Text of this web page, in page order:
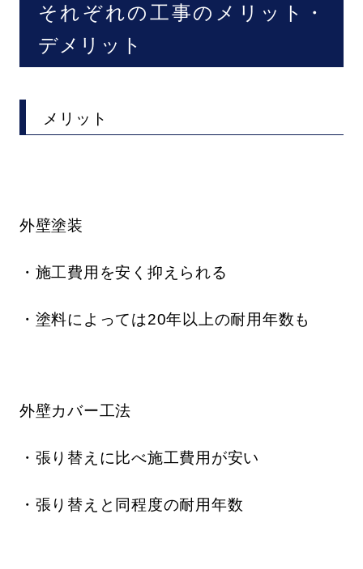
それぞれの工事のメリット・
デメリット
メリット
外壁塗装
・施工費用を安く抑えられる
・塗料によっては20年以上の耐用年数も
外壁カバー工法
・張り替えに比べ施工費用が安い
・張り替えと同程度の耐用年数